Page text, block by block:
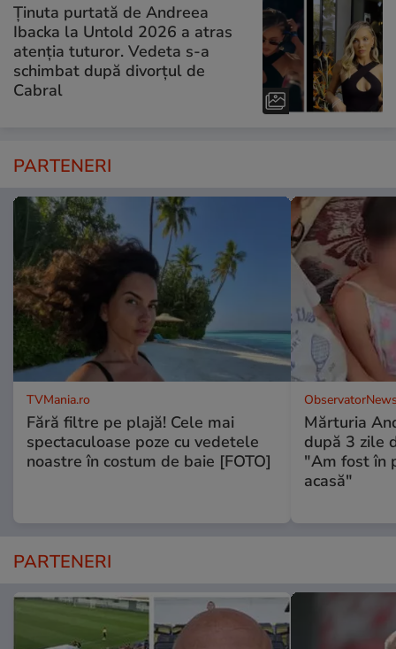
Ținuta purtată de Andreea
Ibacka la Untold 2026 a atras
atenția tuturor. Vedeta s-a
schimbat după divorțul de
Cabral
PARTENERI
TVMania.ro
Fără filtre pe plajă! Cele mai
spectaculoase poze cu vedetele
noastre în costum de baie [FOTO]
Mărturia
după 3 zile
"Am fost în
acasă"
PARTENERI